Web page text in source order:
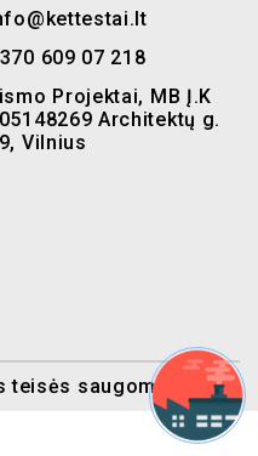
609 07 218
Projektai, MB Į.K
Architektų g.
Vilnius
saugomos.